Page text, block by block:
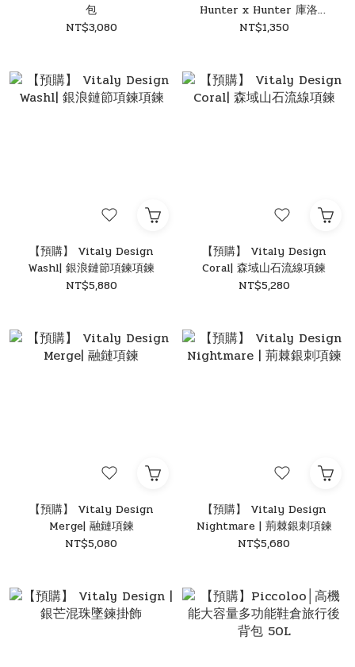
包
NT$3,080
Hunter x Hunter 庫洛洛
倒十字架項鍊
NT$1,350
【預購】 Vitaly Design
Washl| 銀浪鏈節項鍊項鍊
NT$5,880
【預購】 Vitaly Design
Coral| 森域山石流線項鍊
NT$5,280
【預購】 Vitaly Design
Merge| 融鏈項鍊
NT$5,080
【預購】 Vitaly Design
Nightmare | 荊棘銀刺項鍊
NT$5,680